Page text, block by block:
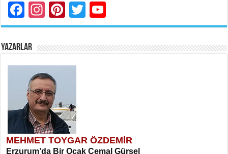
Facebook
Instagram
Pinterest
Twitter
YAZARLAR
MEHMET TOYGAR ÖZDEMİR
Erzurum’da Bir Ocak Cemal Gürsel